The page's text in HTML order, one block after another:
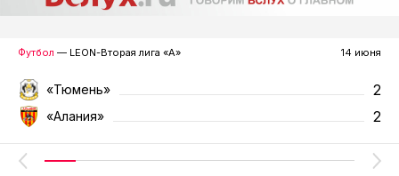
Футбол — LEON-Вторая лига «А» 14 июня
«Тюмень» 2
«Алания» 2